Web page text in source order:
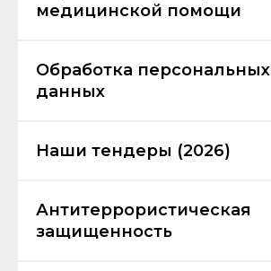
медицинской помощи
Обработка персональных
данных
Наши тендеры (2026)
Антитеррористическая
защищенность